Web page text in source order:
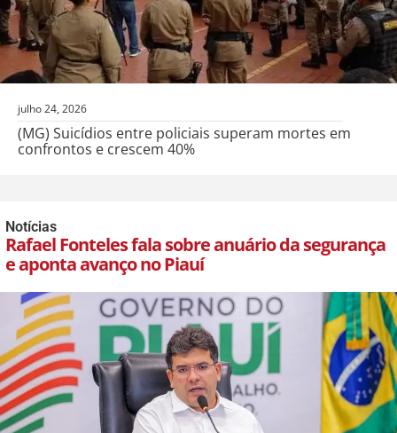
julho 24, 2026
(MG) Suicídios entre policiais superam mortes em
confrontos e crescem 40%
Notícias
Rafael Fonteles fala sobre anuário da segurança
e aponta avanço no Piauí